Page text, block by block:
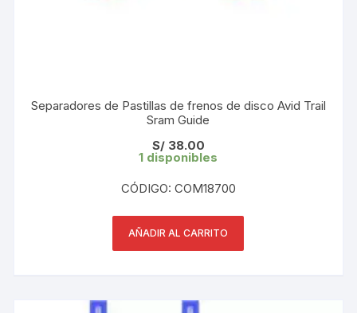
Separadores de Pastillas de frenos de disco Avid Trail
Sram Guide
S/38.00
1 disponibles
CÓDIGO: COM18700
AÑADIR AL CARRITO